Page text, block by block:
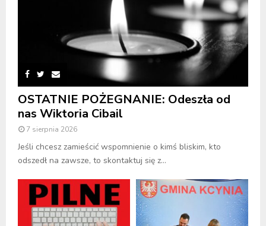
OSTATNIE POŻEGNANIE: Odeszła od
nas Wiktoria Cibail
7 sierpnia 2026
Jeśli chcesz zamieścić wspomnienie o kimś bliskim, kto
odszedł na zawsze, to skontaktuj się z...